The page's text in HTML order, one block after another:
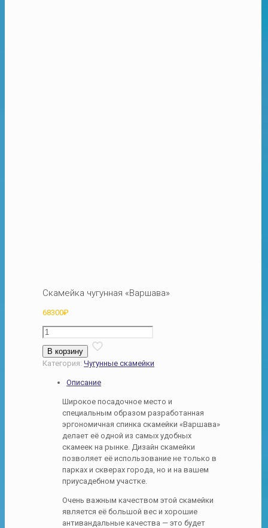
Скамейка чугунная «Варшава»
68300₽
Количество
Скамейка
чугунная
В корзину
Категория: Чугунные скамейки
Описание
Широкое посадочное место и
специальным образом разработанная
эргономичная спинка скамейки «Варшава»
делает её одной из самых удобных
скамеек на рынке. Дизайн скамейки
позволяет её использование не только в
парках и скверах города, но и на вашем
приусадебном участке.
Очень важным качеством этой скамейки
является её большой вес и хорошие
антивандальные качества — это будет